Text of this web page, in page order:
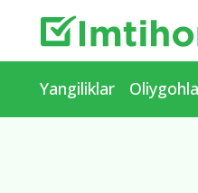
Yangiliklar